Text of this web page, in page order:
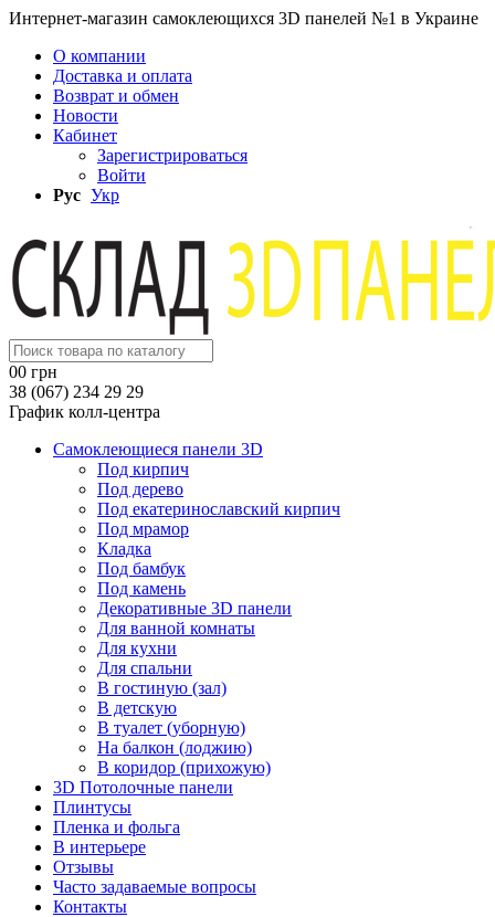
Интернет-магазин самоклеющихся 3D панелей №1 в Украине
О компании
Доставка и оплата
Возврат и обмен
Новости
Кабинет
Зарегистрироваться
Войти
Рус Укр
00 грн
38 (067) 234 29 29
График колл-центра
Самоклеющиеся панели 3D
Под кирпич
Под дерево
Под екатеринославский кирпич
Под мрамор
Кладка
Под бамбук
Под камень
Декоративные 3D панели
Для ванной комнаты
Для кухни
Для спальни
В гостиную (зал)
В детскую
В туалет (уборную)
На балкон (лоджию)
В коридор (прихожую)
3D Потолочные панели
Плинтусы
Пленка и фольга
В интерьере
Отзывы
Часто задаваемые вопросы
Контакты